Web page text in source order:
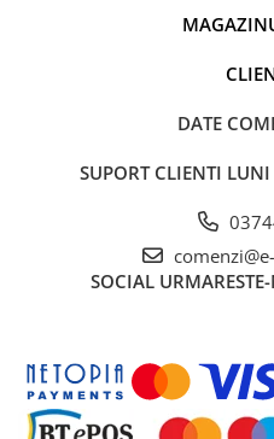
DATE
SUPORT CLIENTI
SOCIAL